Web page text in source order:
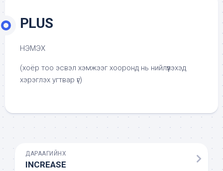
PLUS
НЭМЭХ
(хоёр тоо эсвэл хэмжээг хооронд нь нийлүүлэхэд
хэрэглэх угтвар үг)
ДАРААГИЙНХ
INCREASE